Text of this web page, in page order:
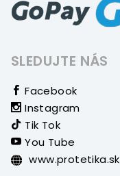
SLEDUJTE NÁS
Facebook
Instagram
Tik Tok
You Tube
www.protetika.sk